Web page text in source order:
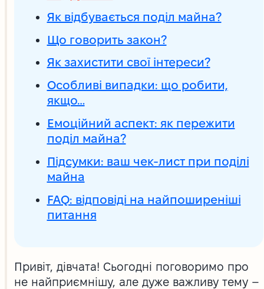
Як відбувається поділ майна?
Що говорить закон?
Як захистити свої інтереси?
Особливі випадки: що робити,
якщо…
Емоційний аспект: як пережити
поділ майна?
Підсумки: ваш чек-лист при поділі
майна
FAQ: відповіді на найпоширеніші
питання
Привіт, дівчата! Сьогодні поговоримо про
не найприємнішу, але дуже важливу тему –